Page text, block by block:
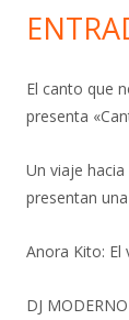
El canto que
presenta
Un viaje
presentan
Anora Kito: El
DJ